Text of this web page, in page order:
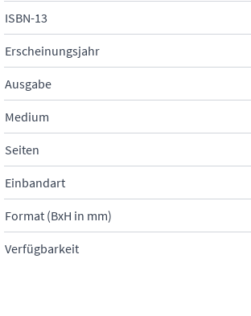
ISBN-13
Erscheinungsjahr
Ausgabe
Medium
Seiten
Einbandart
Format (BxH in mm)
Verfügbarkeit